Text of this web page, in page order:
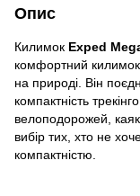
Опис
Килимок Exped
комфортний
на природі. Він
компактність
велоподорожей,
вибір тих, хто не
компактністю.